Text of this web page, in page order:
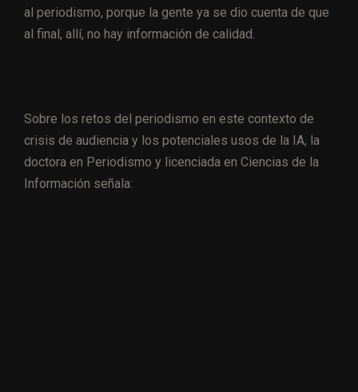
al periodismo, porque la gente ya se dio cuenta de que
al final, allí, no hay información de calidad.
Sobre los retos del periodismo en este contexto de
crisis de audiencia y los potenciales usos de la IA, la
doctora en Periodismo y licenciada en Ciencias de la
Información señala: